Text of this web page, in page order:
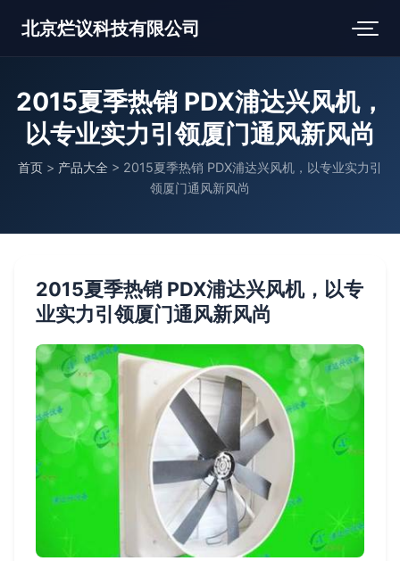
北京烂议科技有限公司
2015夏季热销 PDX浦达兴风机，
以专业实力引领厦门通风新风尚
首页 > 产品大全 > 2015夏季热销 PDX浦达兴风机，以专业实力引
领厦门通风新风尚
2015夏季热销 PDX浦达兴风机，以专
业实力引领厦门通风新风尚